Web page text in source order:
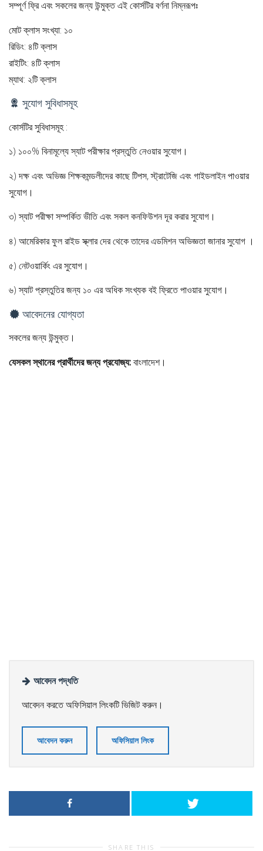
সম্পূর্ণ ফ্রি এবং সকলের জন্য উন্মুক্ত এই কোর্সটির বর্ণনা নিম্নরূপঃ
মোট ক্লাস সংখ্যা: ১০
রিডিং: ৪টি ক্লাস
রাইটিং: ৪টি ক্লাস
ম্যাথ: ২টি ক্লাস
সুযোগ সুবিধাসমূহ
কোর্সটির সুবিধাসমূহ :
১) ১০০% বিনামূল্যে স্যাট পরীক্ষার প্রস্তুতি নেওয়ার সুযোগ।
২) দক্ষ এবং অভিজ্ঞ শিক্ষকমন্ডলীদের কাছে টিপস, স্ট্রাটেজি এবং গাইডলাইন পাওয়ার
সুযোগ।
৩) স্যাট পরীক্ষা সম্পর্কিত ভীতি এবং সকল কনফিউশন দূর করার সুযোগ।
৪) আমেরিকার ফুল রাইড স্ক্লার দের থেকে তাদের এডমিশন অভিজ্ঞতা জানার সুযোগ ।
৫) নেটওয়ার্কিং এর সুযোগ।
৬) স্যাট প্রস্তুতির জন্য ১০ এর অধিক সংখ্যক বই ফ্রিতে পাওয়ার সুযোগ।
আবেদনের যোগ্যতা
সকলের জন্য উন্মুক্ত।
যেসকল স্থানের প্রার্থীদের জন্য প্রযোজ্য:বাংলাদেশ।
আবেদন পদ্ধতি
আবেদন করতে অফিসিয়াল লিংকটি ভিজিট করুন।
আবেদন করুন অফিসিয়াল লিংক
SHARE THIS